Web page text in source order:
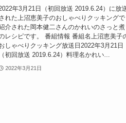
年3月21日（初回放送 2019.6.24）に放
れた上沼恵美子のおしゃべりクッキングで
介された岡本健二さんのかれいのさっと煮
レシピです。 番組情報 番組名上沼恵美子
しゃべりクッキング放送日2022年3月21日
（初回放送 2019.6.24）料理名かれい...
2022年3月21日